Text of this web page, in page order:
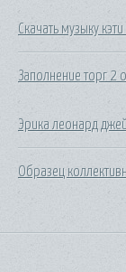
Скачать музыку
Заполнение торг 2
Эрика леонард
Образец